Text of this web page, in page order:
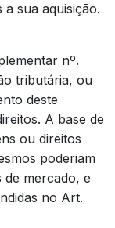
sua aquisição.
nº.
tributária, ou
deste
A base de
ou direitos
poderiam
de mercado, e
no Art.